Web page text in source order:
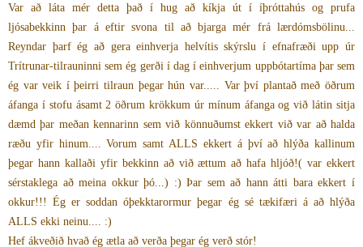
Var að láta mér detta það í hug að kíkja út í íþróttahús og prufa
ljósabekkinn þar á eftir svona til að bjarga mér frá lærdómsbölinu...
Reyndar þarf ég að gera einhverja helvítis skýrslu í efnafræði upp úr
Trítrunar-tilrauninni sem ég gerði í dag í einhverjum uppbótartíma þar sem
ég var veik í þeirri tilraun þegar hún var..... Var því plantað með öðrum
áfanga í stofu ásamt 2 öðrum krökkum úr mínum áfanga og við látin sitja
dæmd þar meðan kennarinn sem við könnuðumst ekkert við var að halda
ræðu yfir hinum.... Vorum samt ALLS ekkert á því að hlýða kallinum
þegar hann kallaði yfir bekkinn að við ættum að hafa hljóð!( var ekkert
sérstaklega að meina okkur þó...) :) Þar sem að hann átti bara ekkert í
okkur!!! Ég er soddan óþekktarormur þegar ég sé tækifæri á að hlýða
ALLS ekki neinu.... :)
Hef ákveðið hvað ég ætla að verða þegar ég verð stór!